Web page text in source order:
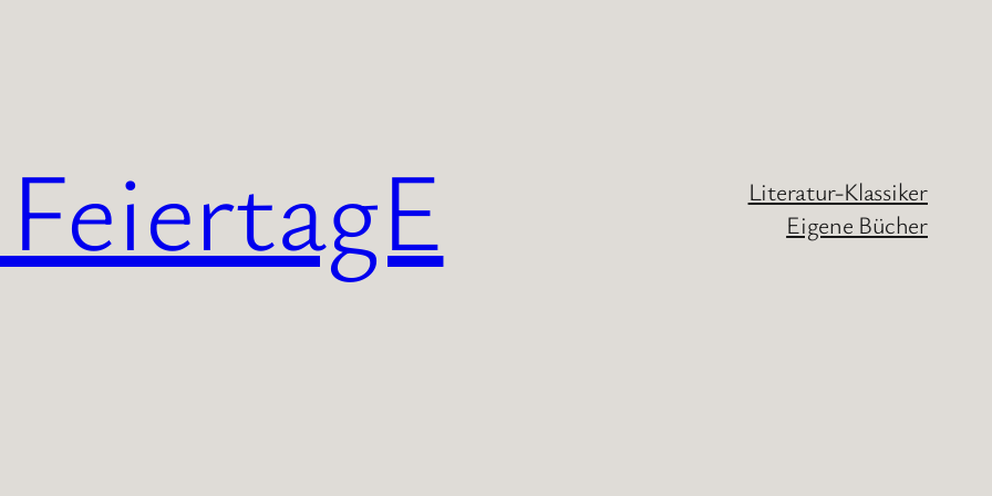
Literatur-Klassiker
Eigene Bücher